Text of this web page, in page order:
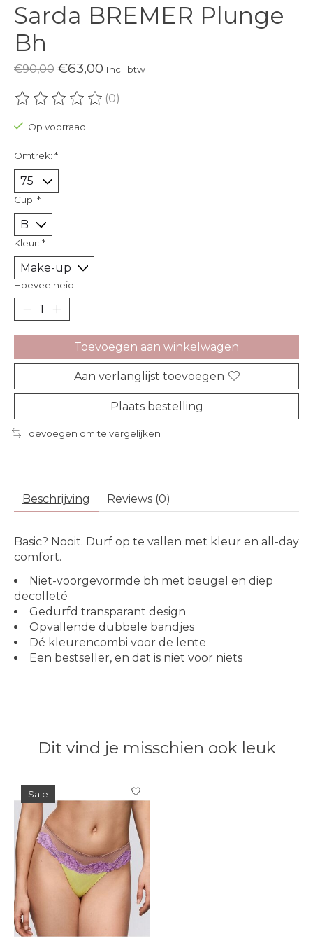
Sarda BREMER Plunge
Bh
€90,00 €63,00 Incl. btw
De beoordeling van dit product is
(0)
Op voorraad
Omtrek: *
Cup: *
Kleur: *
Hoeveelheid:
Toevoegen aan winkelwagen
Aan verlanglijst toevoegen
Plaats bestelling
Toevoegen om te vergelijken
Beschrijving Reviews (0)
Basic? Nooit. Durf op te vallen met kleur en all-day
comfort.
Niet-voorgevormde bh met beugel en diep
decolleté
Gedurfd transparant design
Opvallende dubbele bandjes
Dé kleurencombi voor de lente
Een bestseller, en dat is niet voor niets
Dit vind je misschien ook leuk
Items van productcarrousel
Sale